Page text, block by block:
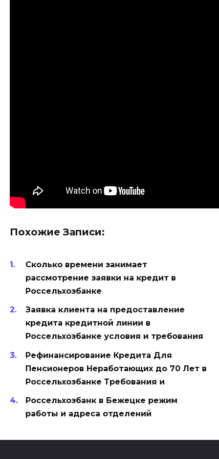
Похожие Записи:
Сколько времени занимает
рассмотрение заявки на кредит в
Россельхозбанке
Заявка клиента на предоставление
кредита кредитной линии в
Россельхозбанке условия и требования
Рефинансирование Кредита Для
Пенсионеров Неработающих до 70 Лет в
Россельхозбанке Требования и
Россельхозбанк в Бежецке режим
работы и адреса отделений